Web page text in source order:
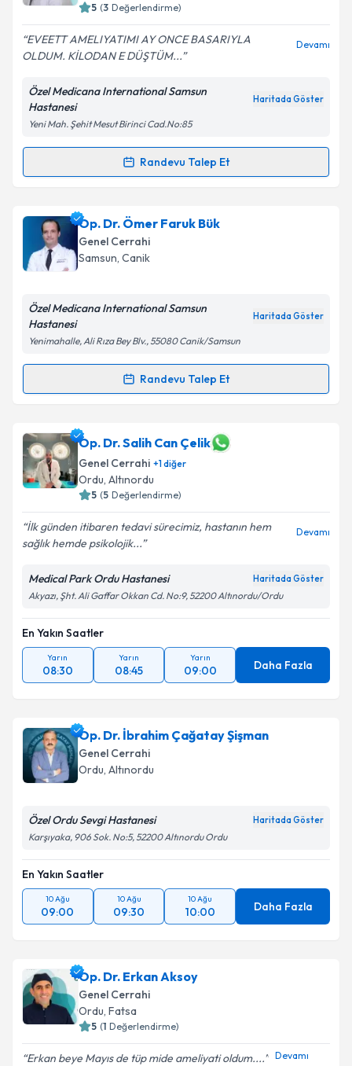
Kişisel verilerimin işlenmesine ilişkin
Aydınlatma
Metni
kapsamda işlenmesini kabul ediyorum.
Takvim Talebini Gönder
5 (3 Değerlendirme)
EVEETT AMELIYATIMI AY ONCE BASARIYLA
OLDUM. KİLODAN E DÜŞTÜM...
Devamı
Özel Medicana International Samsun
Hastanesi
Haritada Göster
Yeni Mah. Şehit Mesut Birinci Cad.No:85
Randevu Talep Et
Randevu Takvimi Talebi
Doç. Dr. Sönmez Ocakiçin randevu takvimi talebi
oluşturun. Size bu uzmandan randevu almanız için bir
takvim hazırlandığında e-posta ile bilgilendireceğiz.
Kişisel verilerimin işlenmesine ilişkinAydınlatma
'ni okudum ve kişisel verilerimin belirtilen
kapsamda işlenmesini kabul ediyorum.
Takvim Talebini Gönder
Op. Dr. Ömer Faruk Bük
Genel Cerrahi
Samsun, Canik
Özel Medicana International Samsun
Hastanesi
Haritada Göster
Yenimahalle, Ali Rıza Bey Blv., 55080 Canik/Samsun
Randevu Talep Et
Randevu Takvimi Talebi
Op. Dr. Ömer Faruk Bükiçin randevu takvimi talebi
oluşturun. Size bu uzmandan randevu almanız için bir
takvim hazırlandığında e-posta ile bilgilendireceğiz.
E-posta Adresiniz
Kişisel verilerimin işlenmesine ilişkin
Aydınlatma
Metni'ni okudum ve kişisel verilerimin belirtilen
Takvim Talebini Gönder
Op. Dr. Salih Can Çelik
Genel Cerrahi +1diğer
Ordu, Altınordu
5 (5 Değerlendirme)
İlk günden itibaren tedavi sürecimiz, hastanın hem
sağlık hemde psikolojik...
Devamı
Medical Park Ordu Hastanesi Haritada Göster
Akyazı, Şht. Ali Gaffar Okkan Cd. No:9, 52200 Altınordu/Ordu
En Yakın Saatler
Yarın
08:30
Yarın
08:45
Yarın
09:00 Daha Fazla
Op. Dr. İbrahim Çağatay Şişman
Genel Cerrahi
Ordu, Altınordu
Özel Ordu Sevgi Hastanesi Haritada Göster
Karşıyaka, 906 Sok. No:5, 52200 Altınordu Ordu
En Yakın Saatler
10 Ağu
09:00
10 Ağu
09:30
10 Ağu
10:00 Daha Fazla
Op. Dr. Erkan Aksoy
Genel Cerrahi
Ordu, Fatsa
5 (1 Değerlendirme)
Erkan beye Mayıs de tüp mide ameliyati oldum.... Devamı